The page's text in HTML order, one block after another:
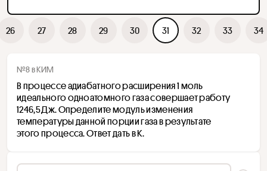
26 27 28 29 30 31 32 33 34
№8 в КИМ
В процессе адиабатного расширения 1 моль
идеального одноатомного газа совершает работу
1246,5 Дж. Определите модуль изменения
температуры данной порции газа в результате
этого процесса. Ответ дать в К.